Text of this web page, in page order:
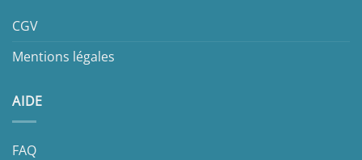
CGV
Mentions légales
AIDE
FAQ